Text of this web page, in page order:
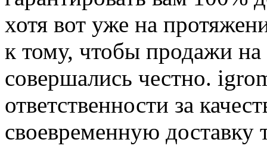
хотя вот уже на
к тому, чтобы продажи
совершались честно.
ответственности за
своевременную доставку